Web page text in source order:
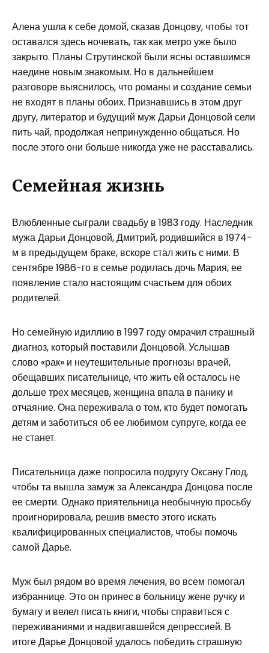
Алена ушла к себе домой, сказав Донцову, чтобы тот
оставался здесь ночевать, так как метро уже было
закрыто. Планы Струтинской были ясны оставшимся
наедине новым знакомым. Но в дальнейшем
разговоре выяснилось, что романы и создание семьи
не входят в планы обоих. Признавшись в этом друг
другу, литератор и будущий муж Дарьи Донцовой сели
пить чай, продолжая непринужденно общаться. Но
после этого они больше никогда уже не расставались.
Семейная жизнь
Влюбленные сыграли свадьбу в 1983 году. Наследник
мужа Дарьи Донцовой, Дмитрий, родившийся в 1974-
м в предыдущем браке, вскоре стал жить с ними. В
сентябре 1986-го в семье родилась дочь Мария, ее
появление стало настоящим счастьем для обоих
родителей.
Но семейную идиллию в 1997 году омрачил страшный
диагноз, который поставили Донцовой. Услышав
слово «рак» и неутешительные прогнозы врачей,
обещавших писательнице, что жить ей осталось не
дольше трех месяцев, женщина впала в панику и
отчаяние. Она переживала о том, кто будет помогать
детям и заботиться об ее любимом супруге, когда ее
не станет.
Писательница даже попросила подругу Оксану Глод,
чтобы та вышла замуж за Александра Донцова после
ее смерти. Однако приятельница необычную просьбу
проигнорировала, решив вместо этого искать
квалифицированных специалистов, чтобы помочь
самой Дарье.
Муж был рядом во время лечения, во всем помогал
избраннице. Это он принес в больницу жене ручку и
бумагу и велел писать книги, чтобы справиться с
переживаниями и надвигавшейся депрессией. В
итоге Дарье Донцовой удалось победить страшную